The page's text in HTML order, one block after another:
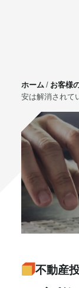
サービス
不動産投資
マンション管理
実需用戸建・
ホーム お客様
安は解消されて
不動産